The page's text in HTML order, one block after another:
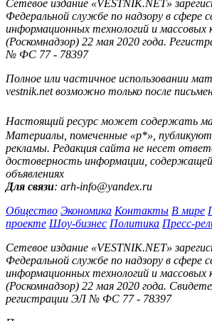
Сетевое издание «VESTNIK.NET»
Федеральной службе по надзору в сфере
информационных технологий и массовых
(Роскомнадзор) 22 мая 2020 года.
№ ФС 77 - 78397
Полное или частичное использовании
vestnik.net возможно только после
Настоящий ресурс может содержать
Материалы, помеченные «р*»,
рекламы. Редакция сайта не несет
достоверность информации,
объявлениях
Для связи: arh-info@yandex.ru
Общество Экономика Контакты В мире
проекте Шоу-бизнес Политика Пресс-
Сетевое издание «VESTNIK.NET»
Федеральной службе по надзору в сфере
информационных технологий и массовых
(Роскомнадзор) 22 мая 2020 года.
регистрации ЭЛ № ФС 77 - 78397